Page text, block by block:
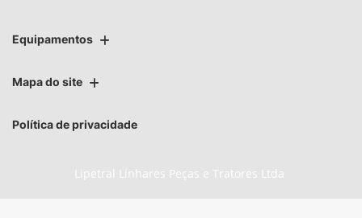
Equipamentos
Mapa do site
Política de privacidade
Lipetral Linhares Peças e Tratores Ltda